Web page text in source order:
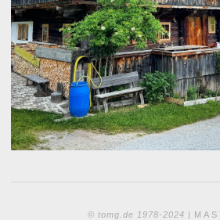
© tomg.de 1978-2024 |